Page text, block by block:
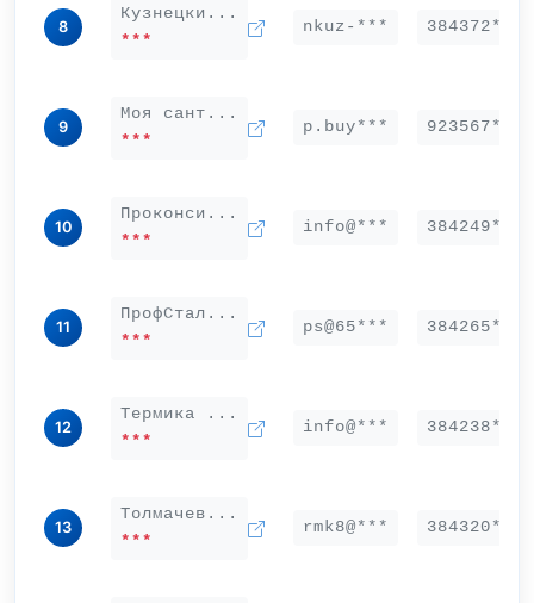
8
Кузнецки...
***
nkuz-*** 384372***
9
Моя сант...
***
p.buy*** 923567***
10
Проконси...
***
info@*** 384249***
11
ПрофСтал...
***
ps@65*** 384265***
12
Термика ...
***
info@*** 384238***
13
Толмачев...
***
rmk8@*** 384320***